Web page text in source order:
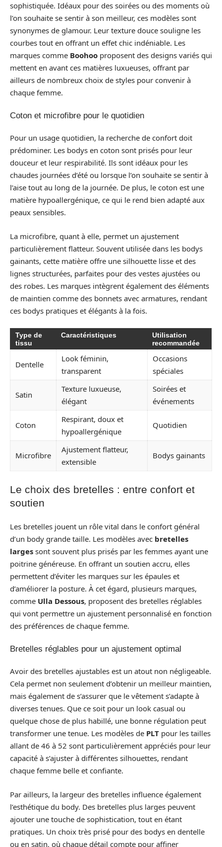
sophistiquée. Idéaux pour des soirées ou des moments où
l’on souhaite se sentir à son meilleur, ces modèles sont
synonymes de glamour. Leur texture douce souligne les
courbes tout en offrant un effet chic indéniable. Les
marques comme Boohoo proposent des designs variés qui
mettent en avant ces matières luxueuses, offrant par
ailleurs de nombreux choix de styles pour convenir à
chaque femme.
Coton et microfibre pour le quotidien
Pour un usage quotidien, la recherche de confort doit
prédominer. Les bodys en coton sont prisés pour leur
douceur et leur respirabilité. Ils sont idéaux pour les
chaudes journées d’été ou lorsque l’on souhaite se sentir à
l’aise tout au long de la journée. De plus, le coton est une
matière hypoallergénique, ce qui le rend bien adapté aux
peaux sensibles.
La microfibre, quant à elle, permet un ajustement
particulièrement flatteur. Souvent utilisée dans les bodys
gainants, cette matière offre une silhouette lisse et des
lignes structurées, parfaites pour des vestes ajustées ou
des robes. Les marques intègrent également des éléments
de maintien comme des bonnets avec armatures, rendant
ces bodys pratiques et élégants à la fois.
Type de
tissu
Caractéristiques
Utilisation
recommandée
Dentelle
Look féminin,
transparent
Occasions
spéciales
Satin
Texture luxueuse,
élégant
Soirées et
événements
Coton
Respirant, doux et
hypoallergénique
Quotidien
Microfibre
Ajustement flatteur,
extensible
Bodys gainants
Le choix des bretelles : entre confort et
soutien
Les bretelles jouent un rôle vital dans le confort général
d’un body grande taille. Les modèles avec bretelles
larges sont souvent plus prisés par les femmes ayant une
poitrine généreuse. En offrant un soutien accru, elles
permettent d’éviter les marques sur les épaules et
d’améliorer la posture. À cet égard, plusieurs marques,
comme Ulla Dessous, proposent des bretelles réglables
qui vont permettre un ajustement personnalisé en fonction
des préférences de chaque femme.
Bretelles réglables pour un ajustement optimal
Avoir des bretelles ajustables est un atout non négligeable.
Cela permet non seulement d’obtenir un meilleur maintien,
mais également de s’assurer que le vêtement s’adapte à
diverses tenues. Que ce soit pour un look casual ou
quelque chose de plus habillé, une bonne régulation peut
transformer une tenue. Les modèles de PLT pour les tailles
allant de 46 à 52 sont particulièrement appréciés pour leur
capacité à s’ajuster à différentes silhouettes, rendant
chaque femme belle et confiante.
Par ailleurs, la largeur des bretelles influence également
l’esthétique du body. Des bretelles plus larges peuvent
ajouter une touche de sophistication, tout en étant
pratiques. Un choix très prisé pour des bodys en dentelle
ou en satin, où chaque détail compte pour affiner